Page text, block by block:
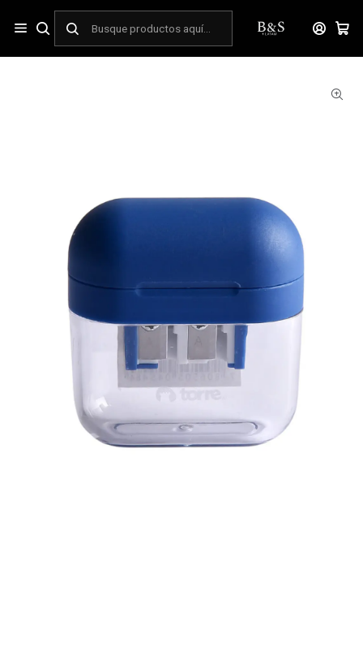
Sacapunta plástico con depósito 2 orificios forma Pod Torre